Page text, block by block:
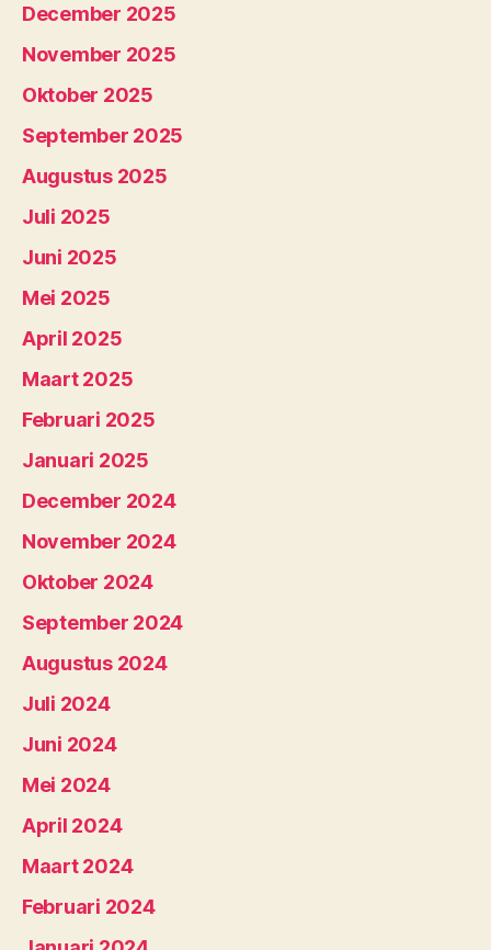
December 2025
November 2025
Oktober 2025
September 2025
Augustus 2025
Juli 2025
Juni 2025
Mei 2025
April 2025
Maart 2025
Februari 2025
Januari 2025
December 2024
November 2024
Oktober 2024
September 2024
Augustus 2024
Juli 2024
Juni 2024
Mei 2024
April 2024
Maart 2024
Februari 2024